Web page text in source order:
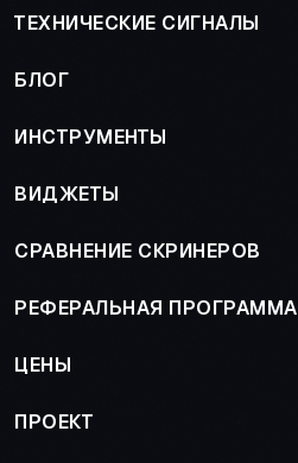
ТЕХНИЧЕСКИЕ СИГНАЛЫ
БЛОГ
ИНСТРУМЕНТЫ
ВИДЖЕТЫ
СРАВНЕНИЕ СКРИНЕРОВ
РЕФЕРАЛЬНАЯ ПРОГРАММА
ЦЕНЫ
ПРОЕКТ